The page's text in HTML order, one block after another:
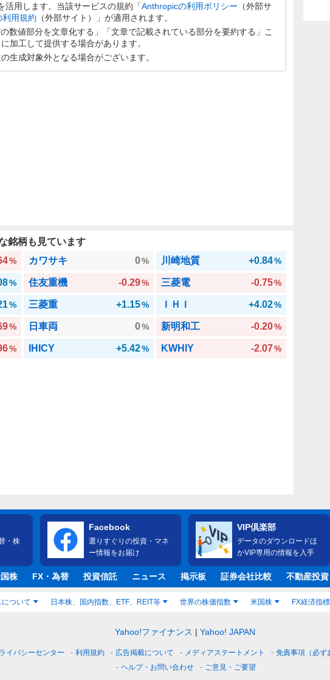
活用します。当該サービスの規約「Anthropicの利用ポリシー （外部サ
利用規約 （外部サイト）」が適用されます。
数値部分を文章化する」「文章で記載されている部分を要約する」こ
加工して提供する場合があります。
生成対象外となる場合がございます。
銘柄も見ています
% カワサキ 0% 川崎地質 +0.84%
% 住友重機 -0.29% 三菱電 -0.75%
% 三菱重 +1.15% ＩＨＩ +4.02%
% 日車両 0% 新明和工 -0.20%
% IHICY +5.42% KWHIY -2.07%
・株
Facebook
選りすぐりの投資・マネ
ー情報をお届け
VIP倶楽部
データのダウンロードほ
かVIP専用の情報を入手
株 FX・為替 投資信託 ニュース 掲示板 証券会社比較 不動産投資
ついて 日本株、国内指数、ETF、REIT等 世界の株価指数 米国株 FX経済指標
Yahoo!ファイナンス Yahoo! JAPAN
イバシーセンター 利用規約 広告掲載について メディアステートメント 免責事項（必ず
ヘルプ・お問い合わせ
ご意見・ご要望